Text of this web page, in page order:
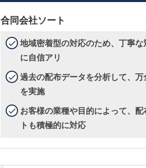
合同会社ソート
地域密着型の対応のため、丁寧
に自信アリ
過去の配布データを分析して、
を実施
お客様の業種や目的によって、
トも積極的に対応